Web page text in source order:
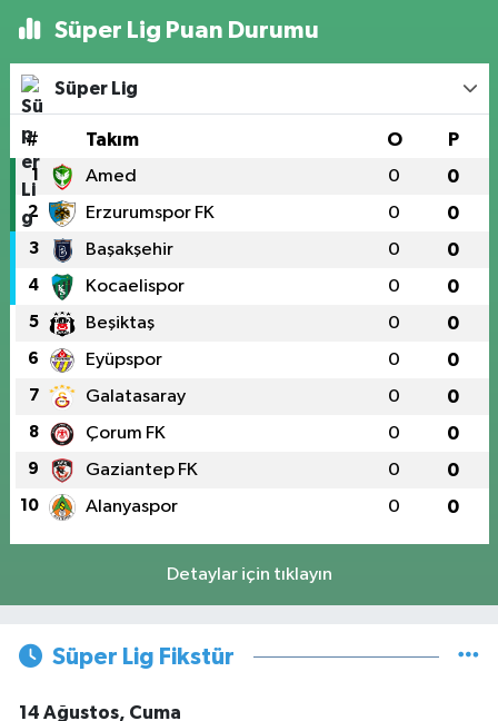
Süper Lig Puan Durumu
Süper Lig
# Takım O P
1 Amed 0 0
2 Erzurumspor FK 0 0
3 Başakşehir 0 0
4 Kocaelispor 0 0
5 Beşiktaş 0 0
6 Eyüpspor 0 0
7 Galatasaray 0 0
8 Çorum FK 0 0
9 Gaziantep FK 0 0
10 Alanyaspor 0 0
Detaylar için tıklayın
Süper Lig Fikstür
14 Ağustos, Cuma